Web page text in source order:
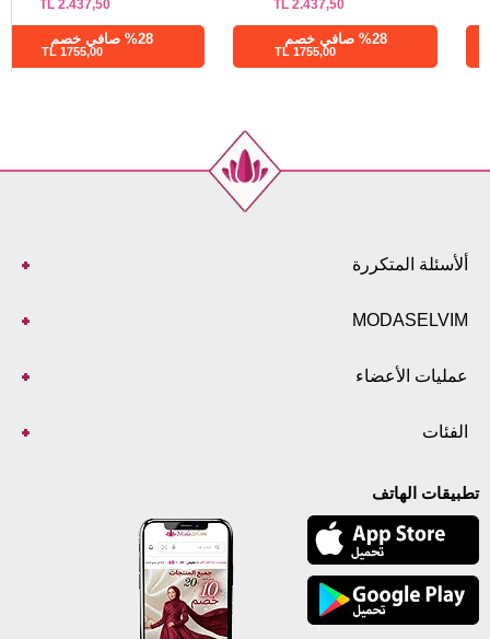
2.437,50
TL
1755,00 TL
5.687,55
TL
1365,01 TL
ألأسئلة المتكررة
MODASELVIM
عمليات الأعضاء
الفئات
تطبيقات الهاتف